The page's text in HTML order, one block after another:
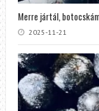
Merre jártál,
2025-11-21